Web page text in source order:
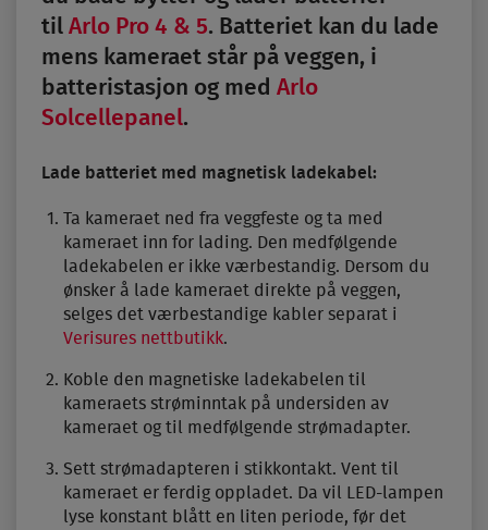
til Arlo Pro 4 & 5. Batteriet kan du lade
mens kameraet står på veggen, i
batteristasjon og med Arlo
Solcellepanel.
Lade batteriet med magnetisk ladekabel:
Ta kameraet ned fra veggfeste og ta med
kameraet inn for lading. Den medfølgende
ladekabelen er ikke værbestandig. Dersom du
ønsker å lade kameraet direkte på veggen,
selges det værbestandige kabler separat i
Verisures nettbutikk.
Koble den magnetiske ladekabelen til
kameraets strøminntak på undersiden av
kameraet og til medfølgende strømadapter.
Sett strømadapteren i stikkontakt. Vent til
kameraet er ferdig oppladet. Da vil LED-lampen
lyse konstant blått en liten periode, før det